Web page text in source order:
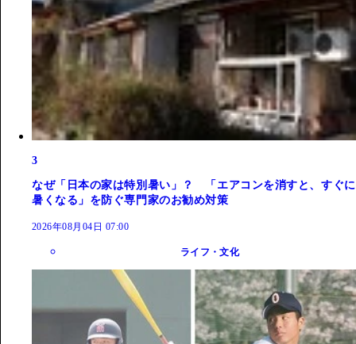
3
なぜ「日本の家は特別暑い」？ 「エアコンを消すと、すぐに
暑くなる」を防ぐ専門家のお勧め対策
2026年08月04日 07:00
ライフ・文化